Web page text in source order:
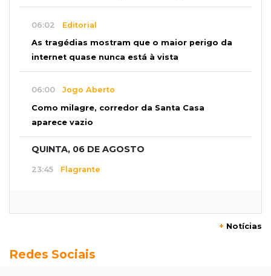
06:02 Editorial
As tragédias mostram que o maior perigo da
internet quase nunca está à vista
06:00 Jogo Aberto
Como milagre, corredor da Santa Casa
aparece vazio
QUINTA, 06 DE AGOSTO
23:45 Flagrante
Crédito do FGTS permitirá que santas casas
+ Notícias
Redes Sociais